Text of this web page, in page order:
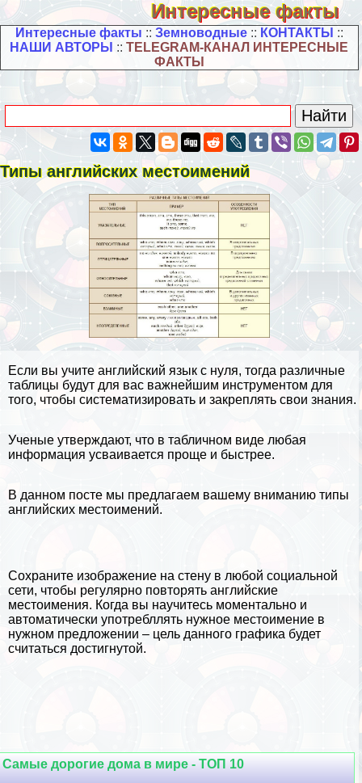
Интересные факты
Интересные факты :: Земноводные:: КОНТАКТЫ ::
НАШИ АВТОРЫ ::TELEGRAM-КАНАЛ ИНТЕРЕСНЫЕ
ФАКТЫ
Типы английских местоимений
Если вы учите английский язык с нуля, тогда различные
таблицы будут для вас важнейшим инструментом для
того, чтобы систематизировать и закреплять свои знания.
Ученые утверждают, что в табличном виде любая
информация усваивается проще и быстрее.
В данном посте мы предлагаем вашему вниманию типы
английских местоимений.
Сохраните изображение на стену в любой социальной
сети, чтобы регулярно повторять английские
местоимения. Когда вы научитесь моментально и
автоматически употрeбллять нужное местоимение в
нужном предложении – цель данного графика будет
считаться достигнутой.
Самые дорогие дома в мире - ТОП 10